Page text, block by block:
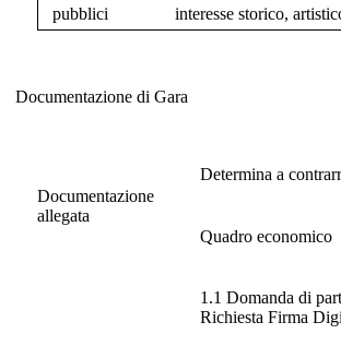
pubblici
interesse storico,
Documentazione di Gara
Documentazione
allegata
Determina a
Quadro economico
1.1 Domanda di
Richiesta Firma